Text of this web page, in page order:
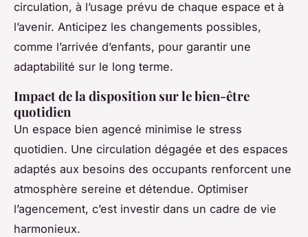
circulation, à l’usage prévu de chaque espace et à
l’avenir. Anticipez les changements possibles,
comme l’arrivée d’enfants, pour garantir une
adaptabilité sur le long terme.
Impact de la disposition sur le bien-être
quotidien
Un espace bien agencé minimise le stress
quotidien. Une circulation dégagée et des espaces
adaptés aux besoins des occupants renforcent une
atmosphère sereine et détendue. Optimiser
l’agencement, c’est investir dans un cadre de vie
harmonieux.